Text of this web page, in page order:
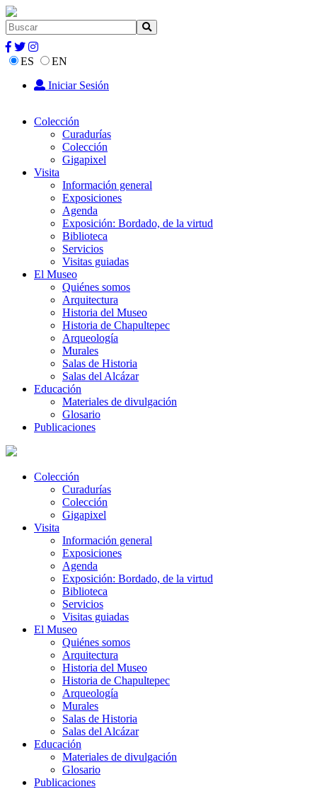
ES
EN
Iniciar Sesión
Colección
Curadurías
Colección
Gigapixel
Visita
Información general
Exposiciones
Agenda
Exposición: Bordado, de la virtud
Biblioteca
Servicios
Visitas guiadas
El Museo
Quiénes somos
Arquitectura
Historia del Museo
Historia de Chapultepec
Arqueología
Murales
Salas de Historia
Salas del Alcázar
Educación
Materiales de divulgación
Glosario
Publicaciones
Colección
Curadurías
Colección
Gigapixel
Visita
Información general
Exposiciones
Agenda
Exposición: Bordado, de la virtud
Biblioteca
Servicios
Visitas guiadas
El Museo
Quiénes somos
Arquitectura
Historia del Museo
Historia de Chapultepec
Arqueología
Murales
Salas de Historia
Salas del Alcázar
Educación
Materiales de divulgación
Glosario
Publicaciones